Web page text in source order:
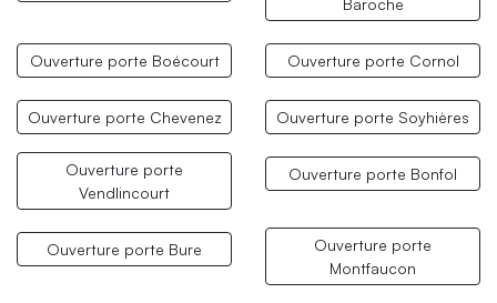
Ouverture porte Boécourt Ouverture porte Cornol
Ouverture porte Chevenez Ouverture porte Soyhières
Ouverture porte
Vendlincourt
Ouverture porte Bonfol
Ouverture porte Bure
Ouverture porte
Montfaucon